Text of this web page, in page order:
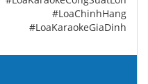
#LoaChinhHang
#LoaKaraokeGiaDinh